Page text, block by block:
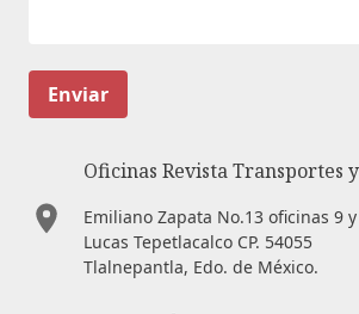
Enviar
Oficinas Revista Transportes
Emiliano Zapata No.13 oficinas 9
Lucas Tepetlacalco CP. 54055
Tlalnepantla, Edo. de México.